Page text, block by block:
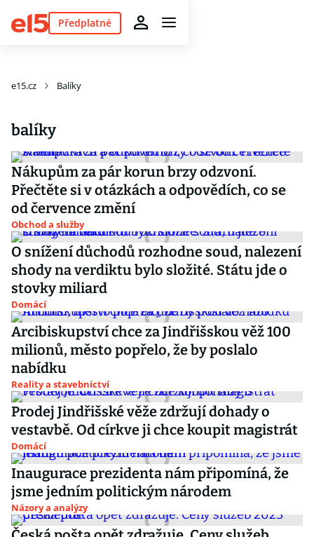
Předplatné
e15.cz Balíky
balíky
Nákupům za pár korun brzy odzvoní.
Přečtěte si v otázkách a odpovědích, co se
od července změní
Obchod a služby
O snížení důchodů rozhodne soud, nalezení
shody na verdiktu bylo složité. Státu jde o
stovky miliard
Domácí
Arcibiskupství chce za Jindřišskou věž 100
milionů, město popřelo, že by poslalo
nabídku
Reality a stavebnictví
Prodej Jindřišské věže zdržují dohady o
vestavbě. Od církve ji chce koupit magistrát
Domácí
Inaugurace prezidenta nám připomíná, že
jsme jedním politickým národem
Názory a analýzy